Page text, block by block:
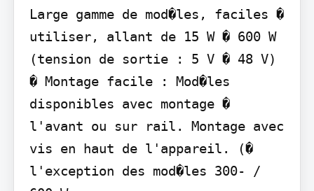
Large gamme de mod�les, faciles �
utiliser, allant de 15 W � 600 W
(tension de sortie : 5 V � 48 V)
� Montage facile : Mod�les
disponibles avec montage �
l'avant ou sur rail. Montage avec
vis en haut de l'appareil. (�
l'exception des mod�les 300- /